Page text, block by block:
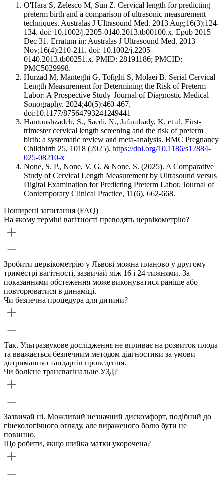
O'Hara S, Zelesco M, Sun Z. Cervical length for predicting
preterm birth and a comparison of ultrasonic measurement
techniques. Australas J Ultrasound Med. 2013 Aug;16(3):124-
134. doi: 10.1002/j.2205-0140.2013.tb00100.x. Epub 2015
Dec 31. Erratum in: Australas J Ultrasound Med. 2013
Nov;16(4):210-211. doi: 10.1002/j.2205-
0140.2013.tb00251.x. PMID: 28191186; PMCID:
PMC5029998.
Hurzad M, Manteghi G, Tofighi S, Molaei B. Serial Cervical
Length Measurement for Determining the Risk of Preterm
Labor: A Prospective Study. Journal of Diagnostic Medical
Sonography. 2024;40(5):460-467.
doi:10.1177/87564793241249441
Hantoushzadeh, S., Saedi, N., Jafarabady, K. et al. First-
trimester cervical length screening and the risk of preterm
birth: a systematic review and meta-analysis. BMC Pregnancy
Childbirth 25, 1018 (2025). https://doi.org/10.1186/s12884-
025-08210-x
None, S. P., None, V. G. & None, S. (2025). A Comparative
Study of Cervical Length Measurement by Ultrasound versus
Digital Examination for Predicting Preterm Labor. Journal of
Contemporary Clinical Practice, 11(6), 662-668.
Поширені запитання (FAQ)
На якому терміні вагітності проводять цервікометрію?
Зробити цервікометрію у Львові можна планово у другому
триместрі вагітності, зазвичай між 16 і 24 тижнями. За
показаннями обстеження може виконуватися раніше або
повторюватися в динаміці.
Чи безпечна процедура для дитини?
Так. Ультразвукове дослідження не впливає на розвиток плода
та вважається безпечним методом діагностики за умови
дотримання стандартів проведення.
Чи болісне трансвагінальне УЗД?
Зазвичай ні. Можливий незначний дискомфорт, подібний до
гінекологічного огляду, але вираженого болю бути не
повинно.
Що робити, якщо шийка матки укорочена?